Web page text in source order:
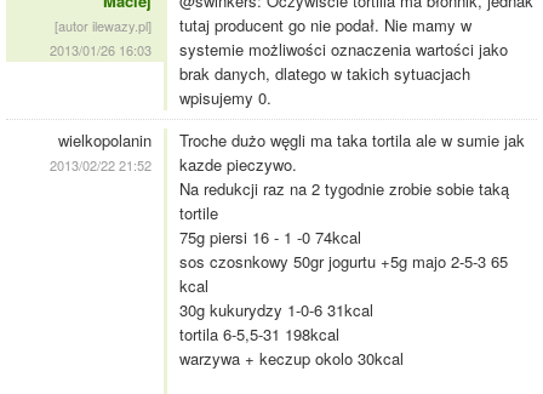
[autor ilewazy.pl]
2013/01/26 16:03
tutaj producent go nie podał. Nie mamy w
systemie możliwości oznaczenia wartości jako
brak danych, dlatego w takich sytuacjach
wpisujemy 0.
wielkopolanin
2013/02/22 21:52
Troche dużo węgli ma taka tortila ale w sumie jak
kazde pieczywo.
Na redukcji raz na 2 tygodnie zrobie sobie taką
tortile
75g piersi 16 - 1 -0 74kcal
sos czosnkowy 50gr jogurtu +5g majo 2-5-3 65
kcal
30g kukurydzy 1-0-6 31kcal
tortila 6-5,5-31 198kcal
warzywa + keczup okolo 30kcal